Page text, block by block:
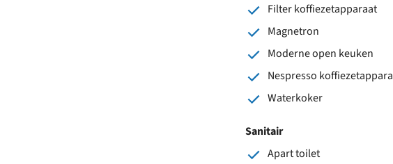
Filter koffiezetapparaat
Magnetron
Moderne open keuken
Nespresso
Waterkoker
Sanitair
Apart toilet